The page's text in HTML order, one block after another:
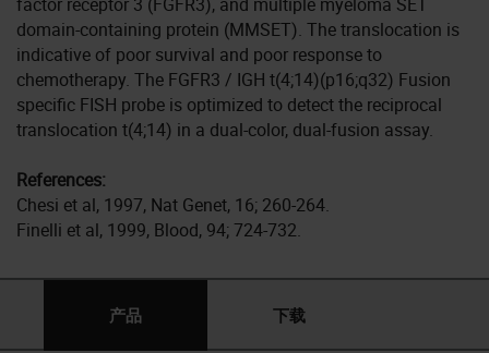
domain-containing protein (MMSET). The translocation is
indicative of poor survival and poor response to
chemotherapy. The FGFR3 / IGH t(4;14)(p16;q32) Fusion
specific FISH probe is optimized to detect the reciprocal
translocation t(4;14) in a dual-color, dual-fusion assay.
References:
Chesi et al, 1997, Nat Genet, 16; 260-264.
Finelli et al, 1999, Blood, 94; 724-732.
产品 下载